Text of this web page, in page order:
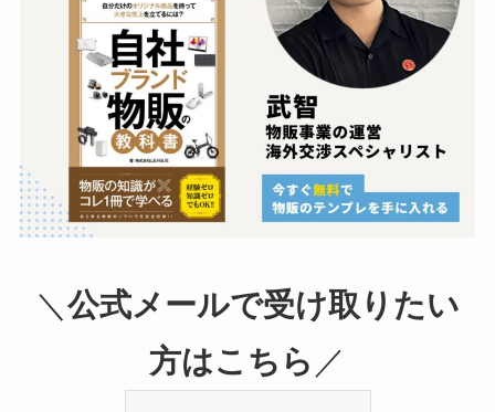
＼ 公式メールで受け取りたい
方はこちら ／